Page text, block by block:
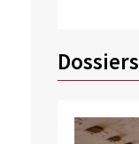
Dossiers